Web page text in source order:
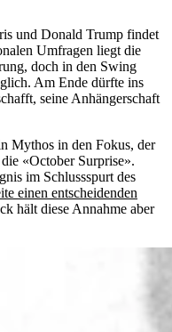
und Donald Trump findet
Umfragen liegt die
doch in den Swing
Am Ende dürfte ins
seine Anhängerschaft
Mythos in den Fokus, der
«October Surprise».
im Schlussspurt des
einen entscheidenden
hält diese Annahme aber